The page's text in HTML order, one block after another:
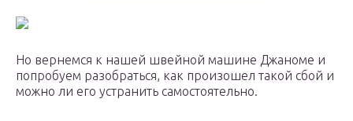
Но вернемся к нашей швейной машине Джаноме и
попробуем разобраться, как произошел такой сбой и
можно ли его устранить самостоятельно.